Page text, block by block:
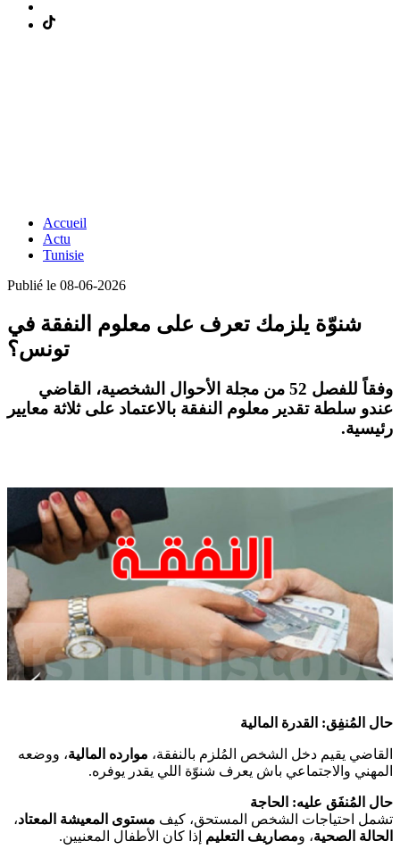
Accueil
Actu
Tunisie
Publié le 08-06-2026
شنوّة يلزمك تعرف على معلوم النفقة في
تونس؟
وفقاً للفصل 52 من مجلة الأحوال الشخصية، القاضي
عندو سلطة تقدير معلوم النفقة بالاعتماد على ثلاثة معايير
رئيسية.
حال المُنفِق: القدرة المالية
القاضي يقيم دخل الشخص المُلزم بالنفقة، موارده المالية، ووضعه
المهني والاجتماعي باش يعرف شنوّة اللي يقدر يوفره.
حال المُنفَق عليه: الحاجة
تشمل احتياجات الشخص المستحق، كيف مستوى المعيشة المعتاد،
الحالة الصحية، ومصاريف التعليم إذا كان الأطفال المعنيين.